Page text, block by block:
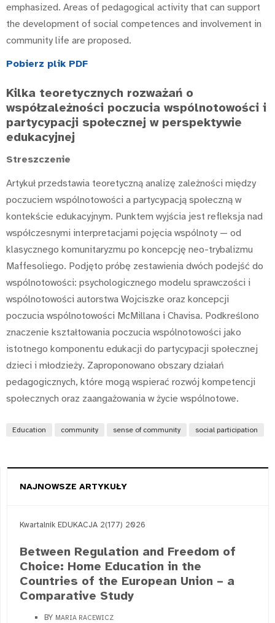
emphasized. Areas of pedagogical activity that can support
the development of social competences and involvement in
community life are proposed.
Pobierz plik PDF
Kilka teoretycznych rozważań o
współzależności poczucia wspólnotowości i
partycypacji społecznej w perspektywie
edukacyjnej
Streszczenie
Artykuł przedstawia teoretyczną analizę zależności między
poczuciem wspólnotowości a partycypacją społeczną w
kontekście edukacyjnym. Punktem wyjścia jest refleksja nad
współczesnymi interpretacjami pojęcia wspólnoty — od
klasycznego komunitaryzmu po koncepcję neo-trybalizmu
Maffesoliego. Podjęto próbę zestawienia dwóch podejść do
wspólnotowości: psychologicznego modelu sprawczości i
wspólnotowości autorstwa Wojciszke oraz koncepcji
poczucia wspólnotowości McMillana i Chavisa. Podkreślono
znaczenie kształtowania poczucia wspólnotowości jako
istotnego komponentu edukacji do partycypacji społecznej
dzieci i młodzieży. Zaproponowano obszary działań
pedagogicznych, które mogą wspierać rozwój kompetencji
społecznych oraz zaangażowania w życie wspólnotowe.
Education community sense of community social participation
NAJNOWSZE ARTYKUŁY
Kwartalnik EDUKACJA 2(177) 2026
Between Regulation and Freedom of
Choice: Home Education in the
Countries of the European Union – a
Comparative Study
BY MARIA RACEWICZ